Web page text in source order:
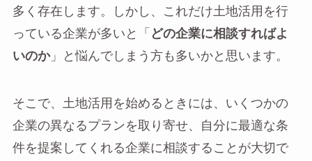
多く存在します。しかし、これだけ土地活用を行
っている企業が多いと「 どの企業に相談すればよ
いのか」と悩んでしまう方も多いかと思います。
そこで、土地活用を始めるときには、いくつかの
企業の異なるプランを取り寄せ、自分に最適な条
件を提案してくれる企業に相談することが大切で